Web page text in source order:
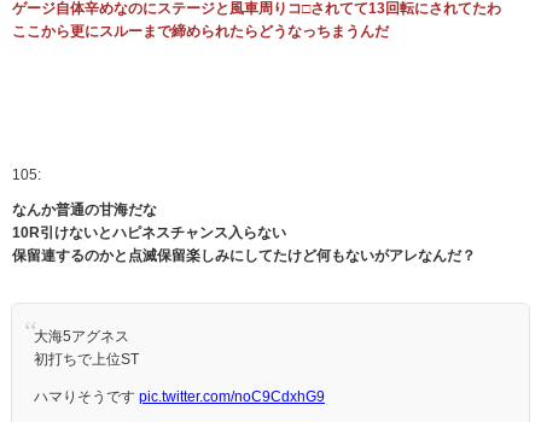
ゲージ自体辛めなのにステージと風車周りコ□されてて13回転にされてたわ
ここから更にスルーまで締められたらどうなっちまうんだ
105:
なんか普通の甘海だな
10R引けないとハピネスチャンス入らない
保留連するのかと点滅保留楽しみにしてたけど何もないがアレなんだ？
大海5アグネス
初打ちで上位ST
ハマりそうです pic.twitter.com/noC9CdxhG9